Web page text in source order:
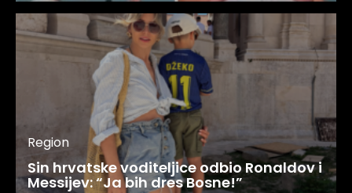
Region
Sin hrvatske voditeljice odbio Ronaldov i
Messijev: “Ja bih dres Bosne!”